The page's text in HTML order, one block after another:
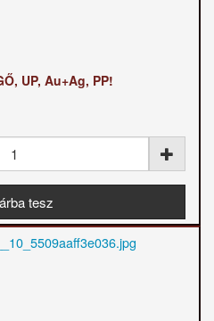
UP, Au+Ag, PP!